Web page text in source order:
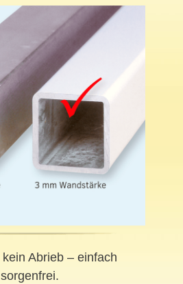
Abrieb – einfach
sorgenfrei.